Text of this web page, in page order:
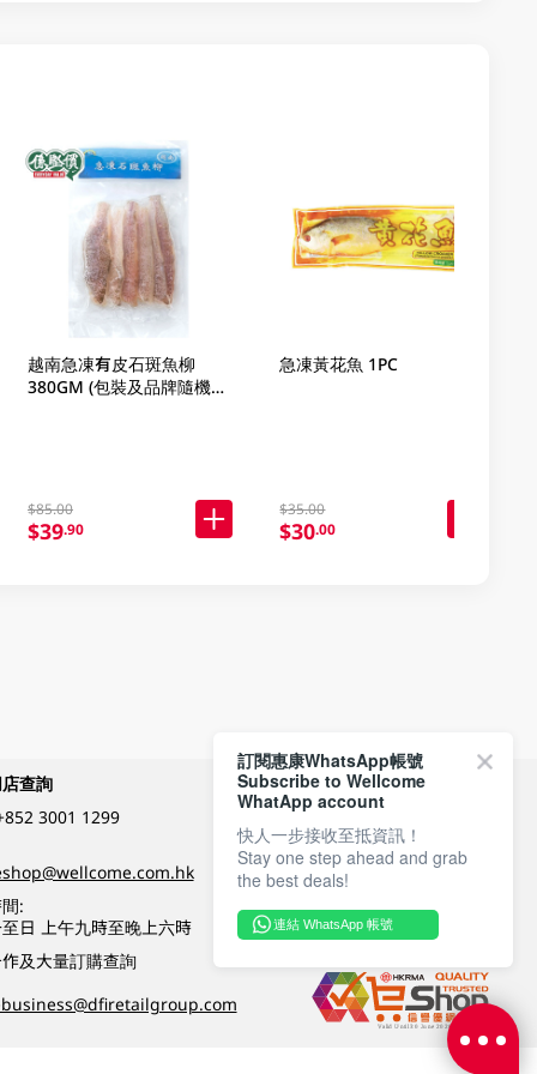
越南急凍有皮石斑魚柳
380GM (包裝及品牌隨機發
$85.00
$39.90
急凍黃花魚 1PC
$35.00
$30.00
查詢
3001 1299
:
日 上午九時至晚上六時
及大量訂購查詢
付款方式
關注我們
訂閱惠康WhatsApp帳號
Subscribe to Wellcome
WhatApp account
快人一步接收至抵資訊！
Stay one step ahead and grab
the best deals!
連結 WhatsApp 帳號